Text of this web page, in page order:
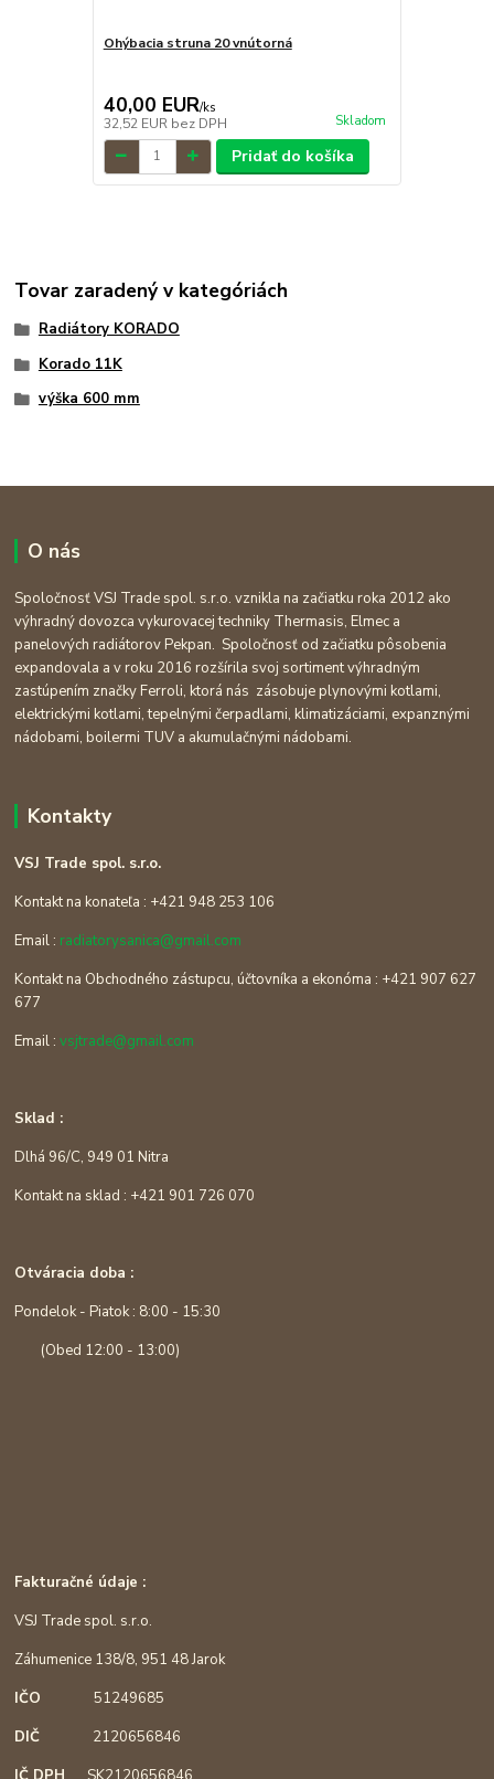
Ohýbacia struna 20 vnútorná
40,00 EUR/ks
32,52 EUR bez DPH Skladom
Pridať do košíka
Tovar zaradený v kategóriách
Radiátory KORADO
Korado 11K
výška 600 mm
O nás
Spoločnosť VSJ Trade spol. s.r.o. vznikla na začiatku roka 2012 ako
výhradný dovozca vykurovacej techniky Thermasis, Elmec a
panelových radiátorov Pekpan. Spoločnosť od začiatku pôsobenia
expandovala a v roku 2016 rozšírila svoj sortiment výhradným
zastúpením značky Ferroli, ktorá nás zásobuje plynovými kotlami,
elektrickými kotlami, tepelnými čerpadlami, klimatizáciami, expanznými
nádobami, boilermi TUV a akumulačnými nádobami.
Kontakty
VSJ Trade spol. s.r.o.
Kontakt na konateľa : +421 948 253 106
Email : radiatorysanica@gmail.com
Kontakt na Obchodného zástupcu, účtovníka a ekonóma : +421 907 627
677
Email :vsjtrade@gmail.com
Sklad :
Dlhá 96/C, 949 01 Nitra
Kontakt na sklad : +421 901 726 070
Otváracia doba :
Pondelok - Piatok : 8:00 - 15:30
(Obed 12:00 - 13:00)
Fakturačné údaje :
VSJ Trade spol. s.r.o.
Záhumenice 138/8, 951 48 Jarok
IČO51249685
DIČ 2120656846